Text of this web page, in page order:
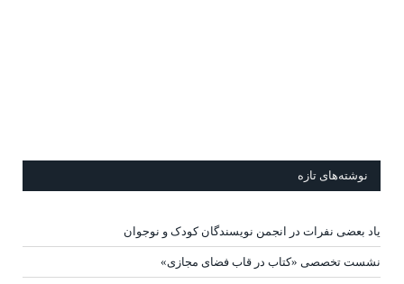
نوشته‌های تازه
یاد بعضی نفرات در انجمن نویسندگان کودک و نوجوان
نشست تخصصی «کتاب در قاب فضای مجازی»